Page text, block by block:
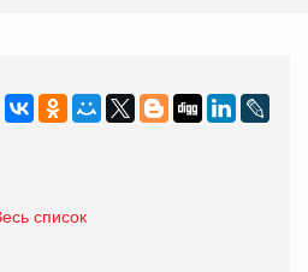
список